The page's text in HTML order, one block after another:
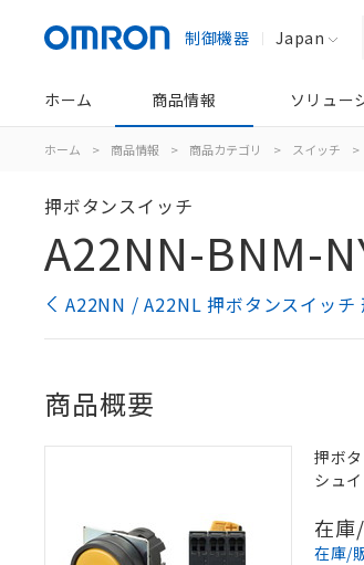
制御機器 Japan
ホーム 商品情報 ソリュー
ホーム > 商品情報 > 商品カテゴリ > スイッチ >
押ボタンスイッチ
A22NN-BNM-
A22NN / A22NL 押ボタンスイッチ
商品概要
押ボ
シュ
在庫
在庫/